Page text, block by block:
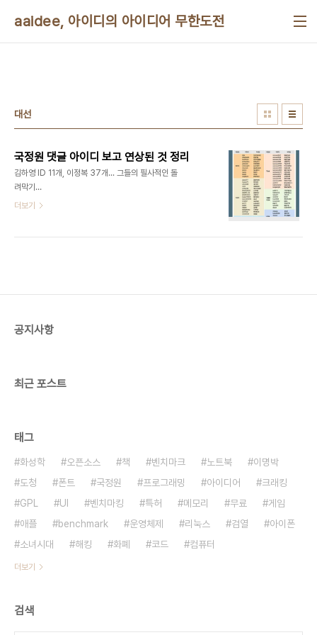
aaidee, 아이디의 아이디어 무한도전
대선
국정원 댓글 아이디 보고 연상된 것 정리
김하영 ID 11개, 이정복 37개... 그들의 필사적인 돌
려막기
http://www.ohmynews.com/nws_web/view/at_pg.aspx?
임예진씨 추종자가 있었다. 카페 팬클럽까지 만들었
더보기
공지사항
최근 포스트
태그
화성학 오픈소스 책 벤치마크 노트북
이명박
도청
폰트 국정원 프로그래밍 아이디어
크래킹
GPL
UI 벤치마킹 특허 메모리 무료
게임
애플
benchmark 운영체제 리눅스 검열
아이폰
소녀시대
해킹 화폐 코드 컴퓨터
더보기
검색